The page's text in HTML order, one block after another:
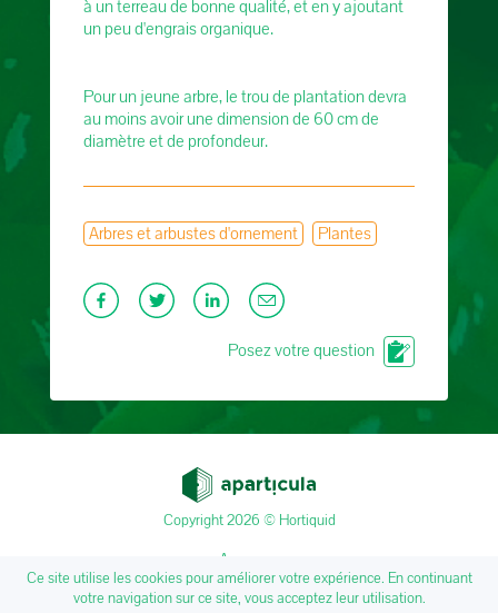
à un terreau de bonne qualité, et en y ajoutant
un peu d'engrais organique.
Pour un jeune arbre, le trou de plantation devra
au moins avoir une dimension de 60 cm de
diamètre et de profondeur.
Arbres et arbustes d'ornement Plantes
Posez votre question
Copyright 2026 © Hortiquid
A propos
Mentions légales
Ce site utilise les cookies pour améliorer votre expérience. En continuant
votre navigation sur ce site, vous acceptez leur utilisation.